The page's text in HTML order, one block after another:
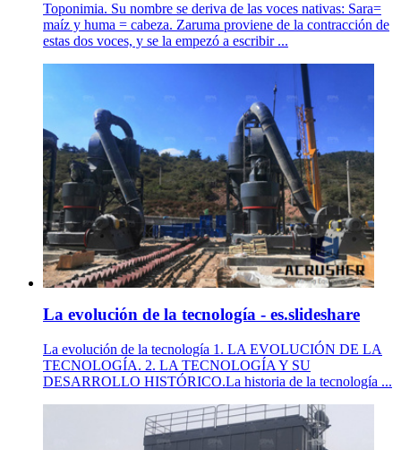
Toponimia. Su nombre se deriva de las voces nativas: Sara=
maíz y huma = cabeza. Zaruma proviene de la contracción de
estas dos voces, y se la empezó a escribir ...
La evolución de la tecnología - es.slideshare
La evolución de la tecnología 1. LA EVOLUCIÓN DE LA
TECNOLOGÍA. 2. LA TECNOLOGÍA Y SU
DESARROLLO HISTÓRICO.La historia de la tecnología ...